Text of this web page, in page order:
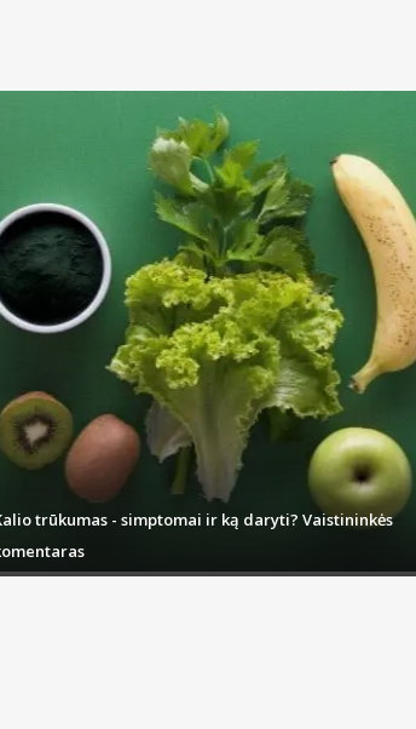
trūkumas - simptomai ir ką daryti? Vaistininkės